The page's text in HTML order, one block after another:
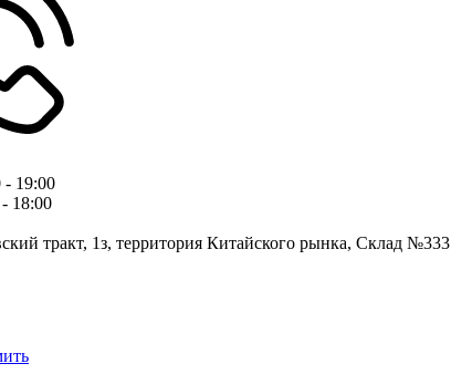
- 19:00
18:00
тракт, 1з, территория Китайского рынка, Склад №333